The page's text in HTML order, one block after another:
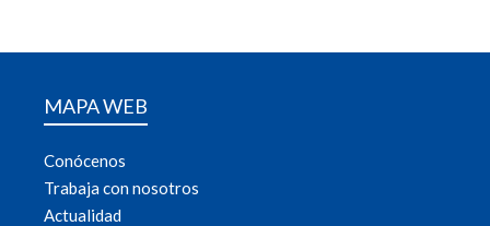
MAPA WEB
Conócenos
Trabaja con nosotros
Actualidad